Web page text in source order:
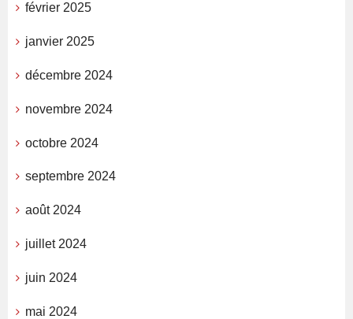
février 2025
janvier 2025
décembre 2024
novembre 2024
octobre 2024
septembre 2024
août 2024
juillet 2024
juin 2024
mai 2024